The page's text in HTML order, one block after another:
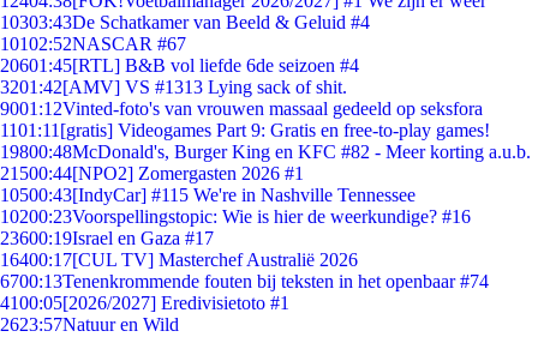
10303:43De Schatkamer van Beeld & Geluid #4
10102:52NASCAR #67
20601:45[RTL] B&B vol liefde 6de seizoen #4
3201:42[AMV] VS #1313 Lying sack of shit.
9001:12Vinted-foto's van vrouwen massaal gedeeld op seksfora
1101:11 [gratis] Videogames Part 9: Gratis en free-to-play games!
19800:48McDonald's, Burger King en KFC #82 - Meer korting a.u.b.
21500:44[NPO2] Zomergasten 2026 #1
10500:43[IndyCar] #115 We're in Nashville Tennessee
10200:23Voorspellingstopic: Wie is hier de weerkundige? #16
23600:19Israel en Gaza #17
16400:17[CUL TV] Masterchef Australië 2026
6700:13Tenenkrommende fouten bij teksten in het openbaar #74
4100:05[2026/2027] Eredivisietoto #1
2623:57Natuur en Wild